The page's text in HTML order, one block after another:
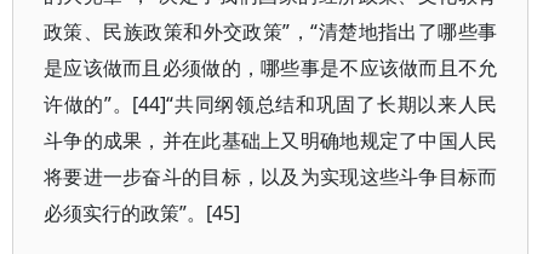
政策、民族政策和外交政策”，“清楚地指出了哪些事
是应该做而且必须做的，哪些事是不应该做而且不允
许做的”。[44]“共同纲领总结和巩固了长期以来人民
斗争的成果，并在此基础上又明确地规定了中国人民
将要进一步奋斗的目标，以及为实现这些斗争目标而
必须实行的政策”。[45]